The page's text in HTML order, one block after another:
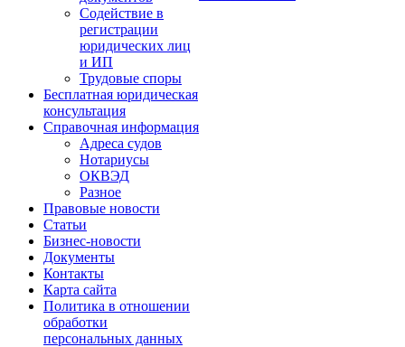
Содействие в
регистрации
юридических лиц
и ИП
Трудовые споры
Бесплатная юридическая
консультация
Справочная информация
Адреса судов
Нотариусы
ОКВЭД
Разное
Правовые новости
Статьи
Бизнес-новости
Документы
Контакты
Карта сайта
Политика в отношении
обработки
персональных данных